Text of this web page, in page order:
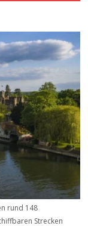
rund 148
Strecken